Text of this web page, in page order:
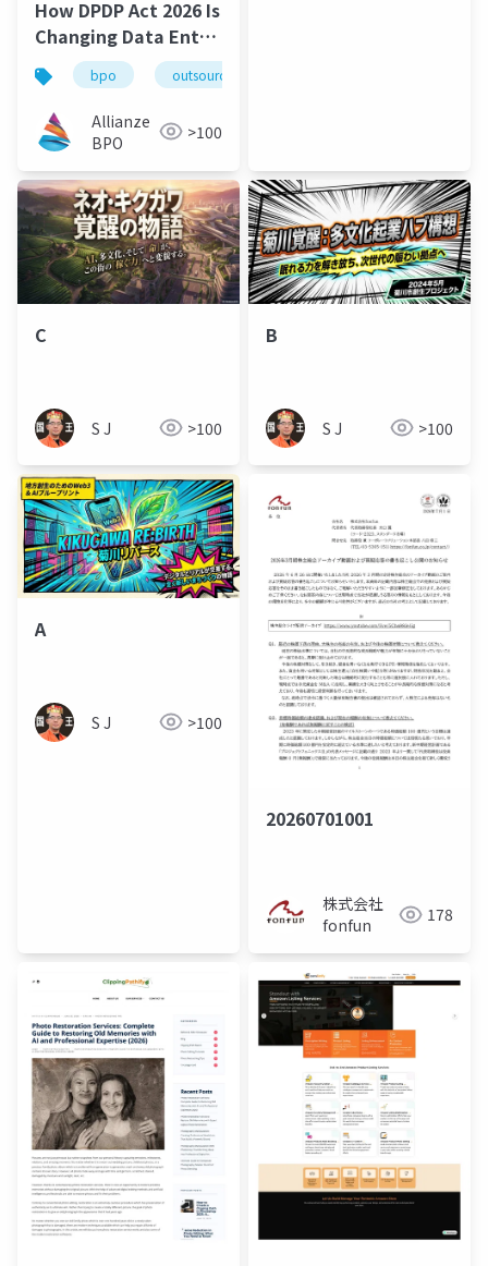
How DPDP Act 2026 Is
Changing Data Entry
Outsourcing in India
bpo outsourcing
Allianze
BPO
>100
C
S J >100
B
S J >100
A
S J >100
20260701001
株式会社
fonfun
178